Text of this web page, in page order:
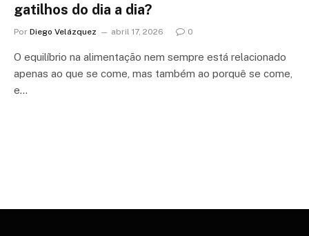
gatilhos do dia a dia?
Por Diego Velázquez abril 17, 2026 0
O equilíbrio na alimentação nem sempre está relacionado
apenas ao que se come, mas também ao porquê se come,
e…